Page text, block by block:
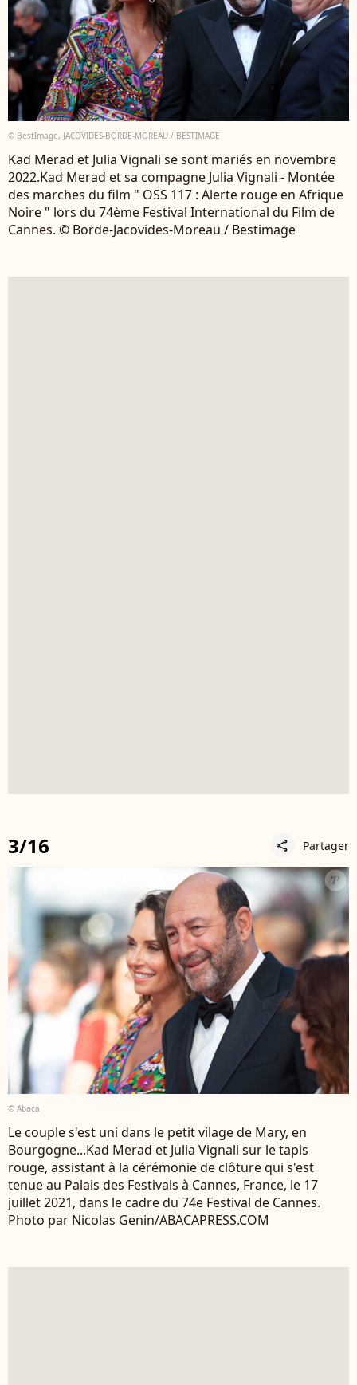
© BestImage, JACOVIDES-BORDE-MOREAU / BESTIMAGE
Kad Merad et Julia Vignali se sont mariés en novembre
2022.Kad Merad et sa compagne Julia Vignali - Montée
des marches du film " OSS 117 : Alerte rouge en Afrique
Noire " lors du 74ème Festival International du Film de
Cannes. © Borde-Jacovides-Moreau / Bestimage
3/16 share Partager
© Abaca
Le couple s'est uni dans le petit vilage de Mary, en
Bourgogne...Kad Merad et Julia Vignali sur le tapis
rouge, assistant à la cérémonie de clôture qui s'est
tenue au Palais des Festivals à Cannes, France, le 17
juillet 2021, dans le cadre du 74e Festival de Cannes.
Photo par Nicolas Genin/ABACAPRESS.COM